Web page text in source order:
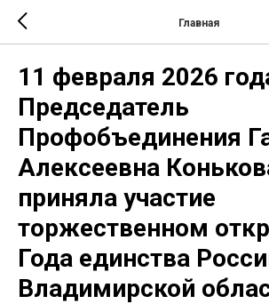
Главная
11 февраля 2026
Председатель
Профобъединения
Алексеевна
приняла участие
торжественном
Года единства
Владимирской